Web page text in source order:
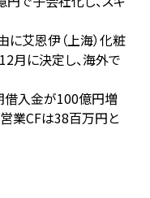
艾恩伊（上海）化粧
月に決定し、海外で
借入金が100億円増
業CFは38百万円と